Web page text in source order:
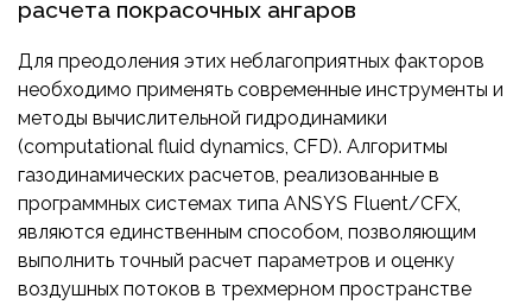
расчета покрасочных ангаров
Для преодоления этих неблагоприятных факторов
необходимо применять современные инструменты и
методы вычислительной гидродинамики
(computational fluid dynamics, CFD). Алгоритмы
газодинамических расчетов, реализованные в
программных системах типа ANSYS Fluent/CFX,
являются единственным способом, позволяющим
выполнить точный расчет параметров и оценку
воздушных потоков в трехмерном пространстве